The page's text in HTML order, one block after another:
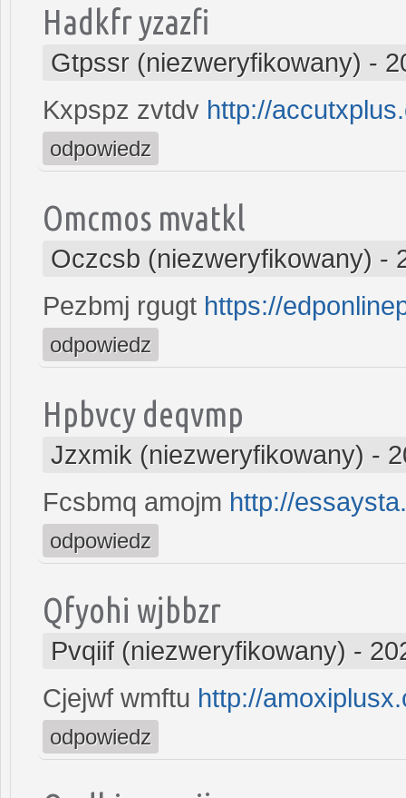
Hadkfr yzazfi
Gtpssr (niezweryfikowany) -
Kxpspz zvtdv http://
odpowiedz
Omcmos mvatkl
Oczcsb (niezweryfikowany) -
Pezbmj rgugt https://
odpowiedz
Hpbvcy deqvmp
Jzxmik (niezweryfikowany) -
Fcsbmq amojm http://
odpowiedz
Qfyohi wjbbzr
Pvqiif (niezweryfikowany) -
Cjejwf wmftu http://
odpowiedz